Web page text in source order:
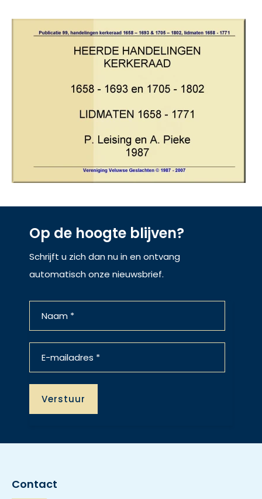
Op de hoogte blijven?
Schrijft u zich dan nu in en ontvang
automatisch onze nieuwsbrief.
Contact